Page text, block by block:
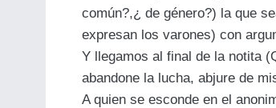
común?,¿ de género?) la que
expresan los varones) con
Y llegamos al final de la notita
abandone la lucha, abjure de
A quien se esconde en el